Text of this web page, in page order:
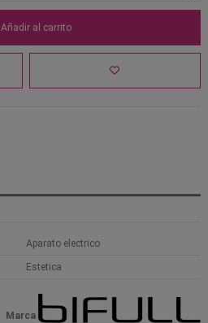
Añadir al carrito
Aparato electrico
Estetica
Marca